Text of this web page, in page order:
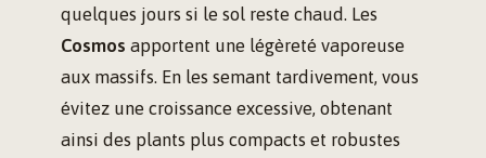
quelques jours si le sol reste chaud. Les
Cosmos apportent une légèreté vaporeuse
aux massifs. En les semant tardivement, vous
évitez une croissance excessive, obtenant
ainsi des plants plus compacts et robustes